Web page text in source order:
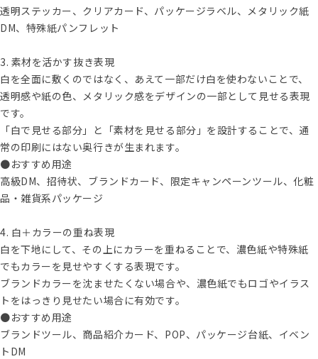
透明ステッカー、クリアカード、パッケージラベル、メタリック紙
DM、特殊紙パンフレット
3. 素材を活かす抜き表現
白を全面に敷くのではなく、あえて一部だけ白を使わないことで、
透明感や紙の色、メタリック感をデザインの一部として見せる表現
です。
「白で見せる部分」と「素材を見せる部分」を設計することで、通
常の印刷にはない奥行きが生まれます。
●おすすめ用途
高級DM、招待状、ブランドカード、限定キャンペーンツール、化粧
品・雑貨系パッケージ
4. 白＋カラーの重ね表現
白を下地にして、その上にカラーを重ねることで、濃色紙や特殊紙
でもカラーを見せやすくする表現です。
ブランドカラーを沈ませたくない場合や、濃色紙でもロゴやイラス
トをはっきり見せたい場合に有効です。
●おすすめ用途
ブランドツール、商品紹介カード、POP、パッケージ台紙、イベン
トDM